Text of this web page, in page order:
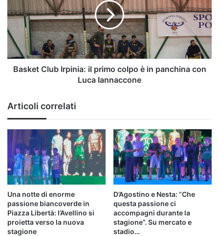
il
primo
colpo
è
panchina
conBasket Club Irpinia: il primo colpo è in panchina con
Luca Iannaccone
Articoli correlati
Una notte di enorme
passione biancoverde in
Piazza Libertà: l’Avellino si
proietta verso la nuova
stagione
D’Agostino e Nesta: “Che
questa passione ci
accompagni durante la
stagione”. Su mercato e
stadio…